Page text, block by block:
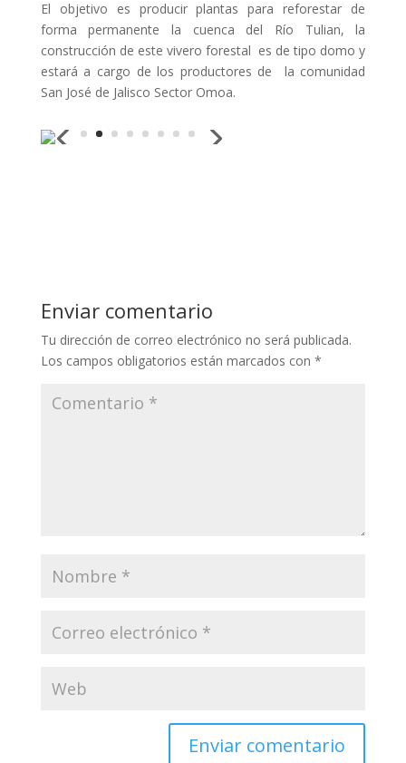
El objetivo es producir plantas para reforestar de
forma permanente la cuenca del Río Tulian, la
construcción de este vivero forestal es de tipo domo y
estará a cargo de los productores de la comunidad
San José de Jalisco Sector Omoa.
Enviar comentario
Tu dirección de correo electrónico no será publicada.
Los campos obligatorios están marcados con *